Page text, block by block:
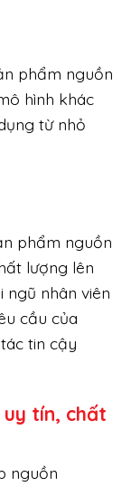
phẩm nguồn
hình khác
từ nhỏ
phẩm nguồn
lượng lên
ngũ nhân viên
cầu của
tin cậy
tín, chất
nguồn